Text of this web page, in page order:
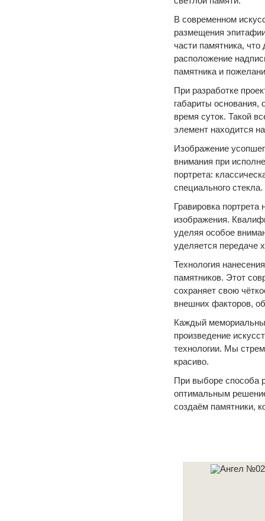
В современном
размещения
части памятника,
расположение
памятника и
При разработке
габариты основания,
время суток. Такой
элемент находится
Изображение
внимания при
портрета:
специального стекла.
Гравировка
изображения.
уделяя особое
уделяется передаче
Технология
памятников. Этот
сохраняет свою
внешних факторов,
Каждый
произведение
технологии. Мы
красиво.
При выборе способа
оптимальным
создаём памятники,